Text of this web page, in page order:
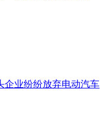
企业纷纷放弃电动汽车